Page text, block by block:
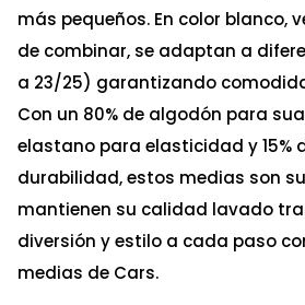
más pequeños. En color blanco,
de combinar, se adaptan a
a 23/25) garantizando
Con un 80% de algodón para
elastano para elasticidad y 15%
durabilidad, estos medias son
mantienen su calidad lavado
diversión y estilo a cada paso
medias de Cars.